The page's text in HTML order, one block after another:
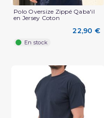
Polo Oversize Zippé Qaba'il
en Jersey Coton
22,90 €
En stock